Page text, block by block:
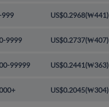
999 US$0.2968(₩441)
9999 US$0.2737(₩407)
99999 US$0.2441(₩363)
US$0.2045(₩304)